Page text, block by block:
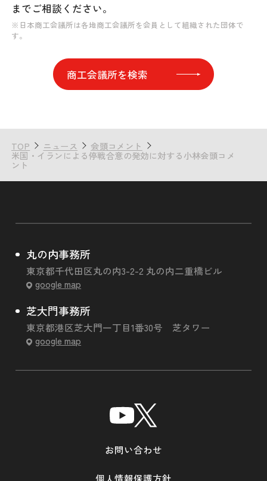
までご相談ください。
※日本商工会議所は各地商工会議所を会員として組織された団体で
す。
商工会議所を検索
TOP ニュース 会頭コメント
米国・イランによる停戦合意の発効に対する小林会頭コメ
ント
丸の内事務所
東京都千代田区丸の内3-2-2 丸の内二重橋ビル
google map
芝大門事務所
東京都港区芝大門一丁目1番30号 芝タワー
google map
お問い合わせ
個人情報保護方針